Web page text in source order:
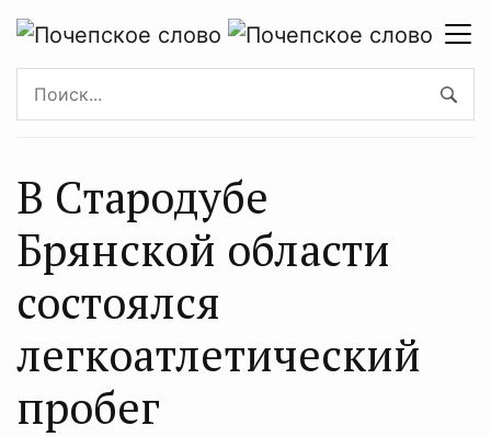
В Стародубе
Брянской области
состоялся
легкоатлетический
пробег